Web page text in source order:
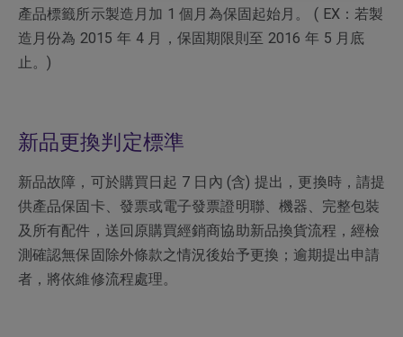
產品標籤所示製造月加 1 個月為保固起始月。 ( EX：若製
造月份為 2015 年 4 月，保固期限則至 2016 年 5 月底
止。)
新品更換判定標準
新品故障，可於購買日起 7 日內 (含) 提出，更換時，請提
供產品保固卡、發票或電子發票證明聯、機器、完整包裝
及所有配件，送回原購買經銷商協助新品換貨流程，經檢
測確認無保固除外條款之情況後始予更換；逾期提出申請
者，將依維修流程處理。